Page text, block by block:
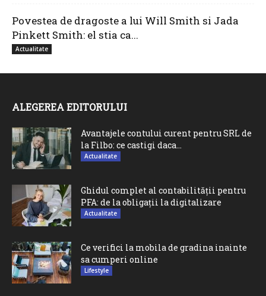
Povestea de dragoste a lui Will Smith si Jada
Pinkett Smith: el stia ca...
Actualitate
ALEGEREA EDITORULUI
Avantajele contului curent pentru SRL de
la Filbo: ce castigi daca...
Actualitate
Ghidul complet al contabilității pentru
PFA: de la obligații la digitalizare
Actualitate
Ce verifici la mobila de gradina inainte
sa cumperi online
Lifestyle